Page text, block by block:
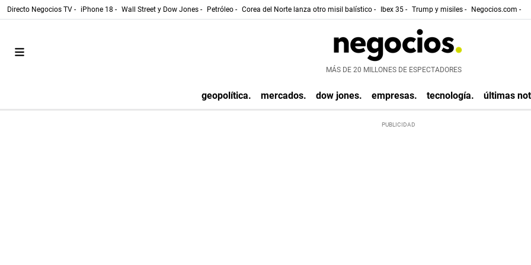
Directo Negocios TV - iPhone 18 - Wall Street y Dow Jones - Petróleo - Corea del Norte lanza otro misil balístico - Ibex 35 - Trump y misiles - Negocios.com -
MÁS DE 20 MILLONES DE ESPECTADORES
geopolítica. mercados. dow jones. empresas. tecnología. últimas